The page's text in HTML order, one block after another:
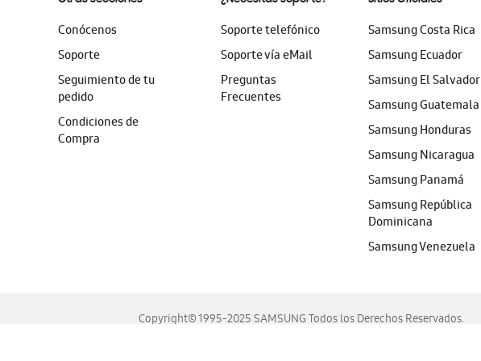
Conócenos
Soporte
Seguimiento de tu
pedido
Condiciones de
Compra
Soporte telefónico
Soporte vía eMail
Preguntas
Frecuentes
Samsung Costa Rica
Samsung Ecuador
Samsung El Salvador
Samsung Guatemala
Samsung Honduras
Samsung Nicaragua
Samsung Panamá
Samsung República
Dominicana
Samsung Venezuela
Copyright© 1995-2025 SAMSUNG Todos los Derechos Reservados.